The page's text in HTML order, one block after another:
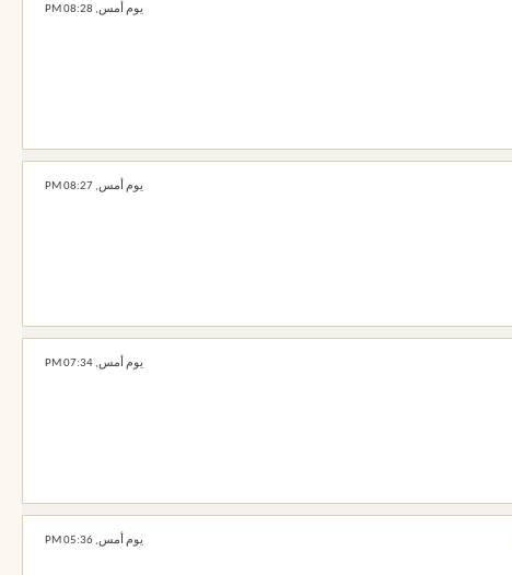
يوم أمس, 08:28 PM
يوم أمس, 08:27 PM
يوم أمس, 07:34 PM
يوم أمس, 05:36 PM